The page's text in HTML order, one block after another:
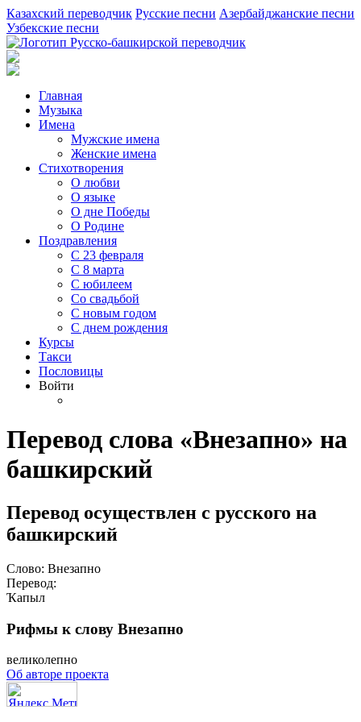
Казахский переводчик Русские песни Азербайджанские песни
Узбекские песни
Главная
Музыка
Имена
Мужские имена
Женские имена
Стихотворения
О любви
О языке
О дне Победы
О Родине
Поздравления
С 23 февраля
С 8 марта
С юбилеем
Со свадьбой
С новым годом
С днем рождения
Курсы
Такси
Пословицы
Войти
Перевод слова «Внезапно» на
башкирский
Перевод осуществлен с русского на
башкирский
Слово: Внезапно
Перевод:
Ҡапыл
Рифмы к слову Внезапно
великолепно
Об авторе проекта